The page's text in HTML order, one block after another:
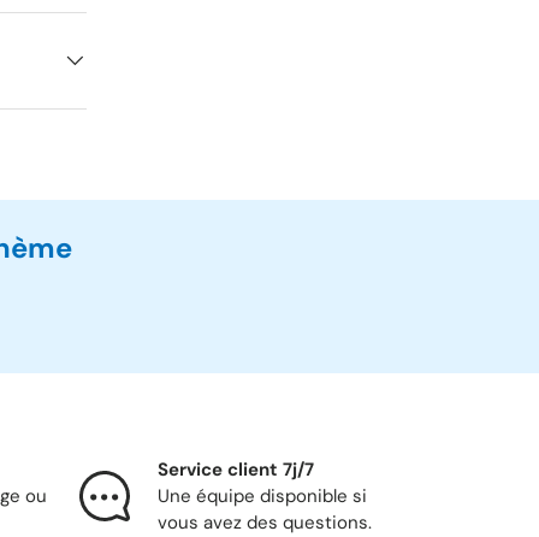
ou
Service client 7j/7
Une équipe disponible si
vous avez des questions.